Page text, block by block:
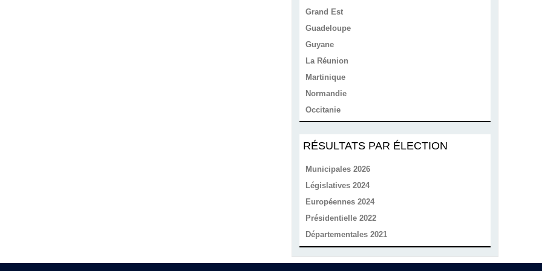
Grand Est
Guadeloupe
Guyane
La Réunion
Martinique
Normandie
Occitanie
RÉSULTATS PAR ÉLECTION
Municipales 2026
Législatives 2024
Européennes 2024
Présidentielle 2022
Départementales 2021